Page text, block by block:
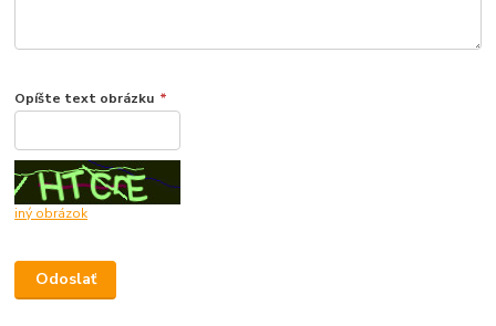
Opíšte text obrázku *
iný obrázok